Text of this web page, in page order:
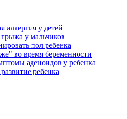
аллергия у детей
у мальчиков
пол ребенка
во время беременности
аденоидов у ребенка
ребенка